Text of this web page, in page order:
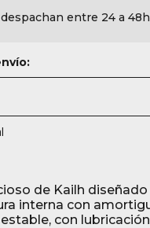
entre 24 a
de Kailh
interna con
con